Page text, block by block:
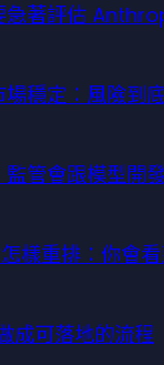
急著評估
穩定：風險到
管會跟模型開
樣重排：你會
成可落地的流程